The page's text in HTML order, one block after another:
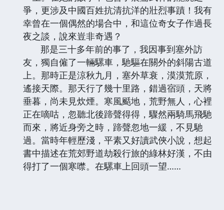
爭，更涉及中國百姓抗清抗洋的壯烈事蹟！我有
幸曾在一個偶然的場合中，和這位奇女子作過長
夜之談，說來豈非奇遇？
那是三十多年前的事了，我因事到塞外訪
友，獨自僱了一輛騾車，馳驅在關外的斜陽古道
上。那時正是涼秋九月，塞外草衰，漠漠荒原，
遙接天際。那天行了幾十里路，錯過宿頭，天將
垂暮，尚未見炊煙。寒風颳地，荒野無人，心裡
正在嘀咕，忽聽北後蹄聲得得，驟然兩騎馬飛馳
而來，將近身旁之時，蹄聲忽地一緩，不見馳
過。當時年輕歷淺，平素又好讀武俠小說，想起
書中描述在荒郊野道劫殺行旅的綠林好漢，不由
得打了一個寒噤。在騾車上回頭一望……